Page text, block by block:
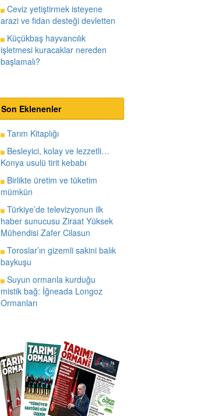
Ceviz yetiştirmek isteyene
arazi ve fidan desteği devletten
Küçükbaş hayvancılık
işletmesi kuracaklar nereden
başlamalı?
Son Eklenenler
Tarım Kitaplığı
Besleyici, kolay ve lezzetli…
Konya usulü tirit kebabı
Birlikte üretim ve tüketim
mümkün
Türkiye’de televizyonun ilk
haber sunucusu Ziraat Yüksek
Mühendisi Zafer Cilasun
Toroslar’ın gizemli sakini balık
baykuşu
Suyun ormanla kurduğu
mistik bağ: İğneada Longoz
Ormanları